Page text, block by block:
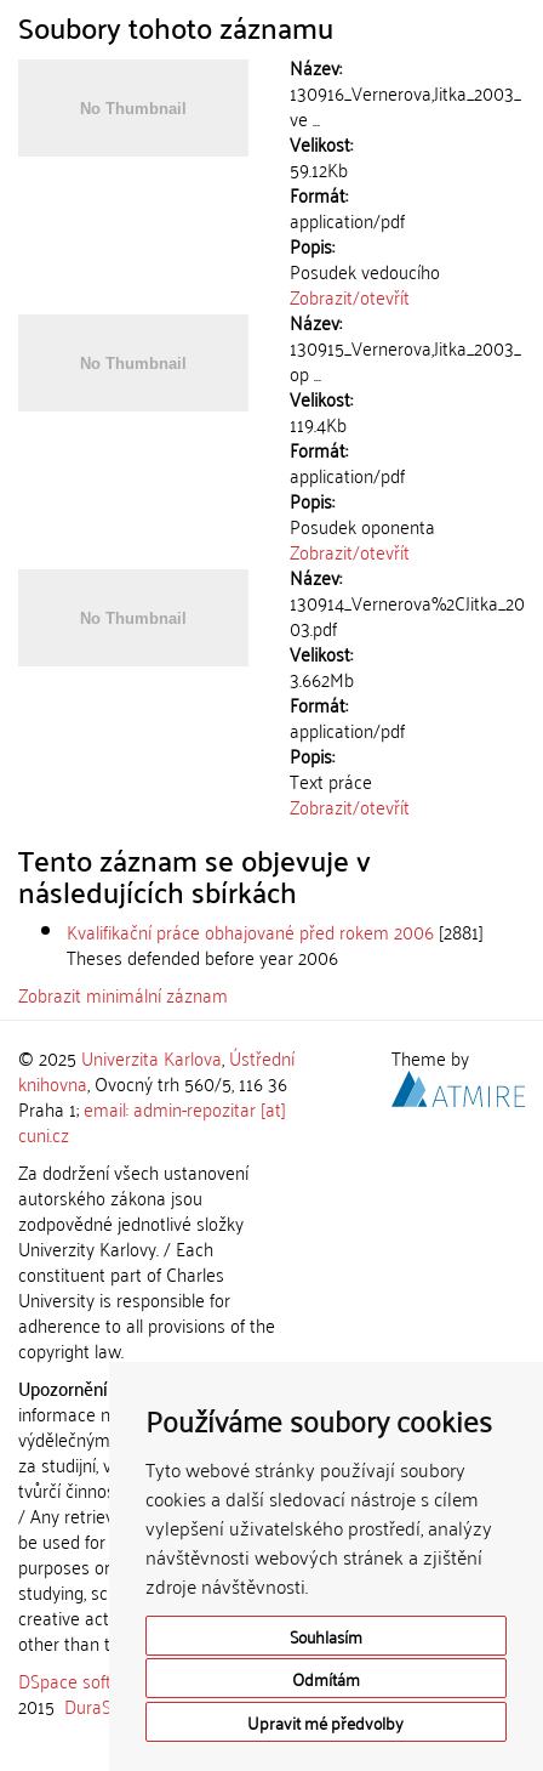
Používáme soubory cookies
Tyto webové stránky používají soubory
cookies a další sledovací nástroje s cílem
vylepšení uživatelského prostředí, analýzy
návštěvnosti webových stránek a zjištění
zdroje návštěvnosti.
Souhlasím
Odmítám
Upravit mé předvolby
Soubory tohoto záznamu
Název:
130916_Vernerova,Jitka_2003_
ve ...
Velikost:
59.12Kb
Formát:
application/pdf
Popis:
Posudek vedoucího
Zobrazit/otevřít
Název:
130915_Vernerova,Jitka_2003_
op ...
Velikost:
119.4Kb
Formát:
application/pdf
Popis:
Posudek oponenta
Zobrazit/otevřít
Název:
130914_Vernerova%2CJitka_20
03.pdf
Velikost:
3.662Mb
Formát:
application/pdf
Popis:
Text práce
Zobrazit/otevřít
Tento záznam se objevuje v
následujících sbírkách
Kvalifikační práce obhajované před rokem 2006[2881]
Theses defended before year 2006
Zobrazit minimální záznam
© 2025 Univerzita Karlova,Ústřední
knihovna, Ovocný trh 560/5, 116 36
Praha 1;email: admin-repozitar [at]
cuni.cz
Za dodržení všech ustanovení
autorského zákona jsou
zodpovědné jednotlivé složky
Univerzity Karlovy. / Each
constituent part of Charles
University is responsible for
adherence to all provisions of the
copyright law.
Upozornění / Notice:
informace nemohou být použity k
výdělečným účelům nebo vydávány
za studijní, vědeckou nebo jinou
tvůrčí činnost jiné osoby než autora.
/ Any retrieved information shall not
be used for any commercial
purposes or claimed as results of
studying, scientific or any other
creative activities of any person
other than the author.
DSpace software
copyright © 2002-
2015 DuraSpace
Theme by